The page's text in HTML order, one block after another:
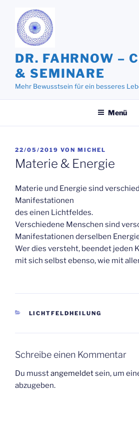
Inhalt
springen
DR. FAHRNOW –
& SEMINARE
Mehr Bewusstsein für ein besseres
Menü
VERÖFFENTLICHT
AM
22/05/2019 VON MICHEL
Materie & Energie
Materie und Energie sind
Manifestationen
des einen Lichtfeldes.
Verschiedene Menschen sind
Manifestationen derselben
Wer dies versteht, beendet jeden
mit sich selbst ebenso, wie mit
KATEGORIEN
LICHTFELDHEILUNG
Schreibe einen Kommentar
Du musstangemeldetsein, um
abzugeben.